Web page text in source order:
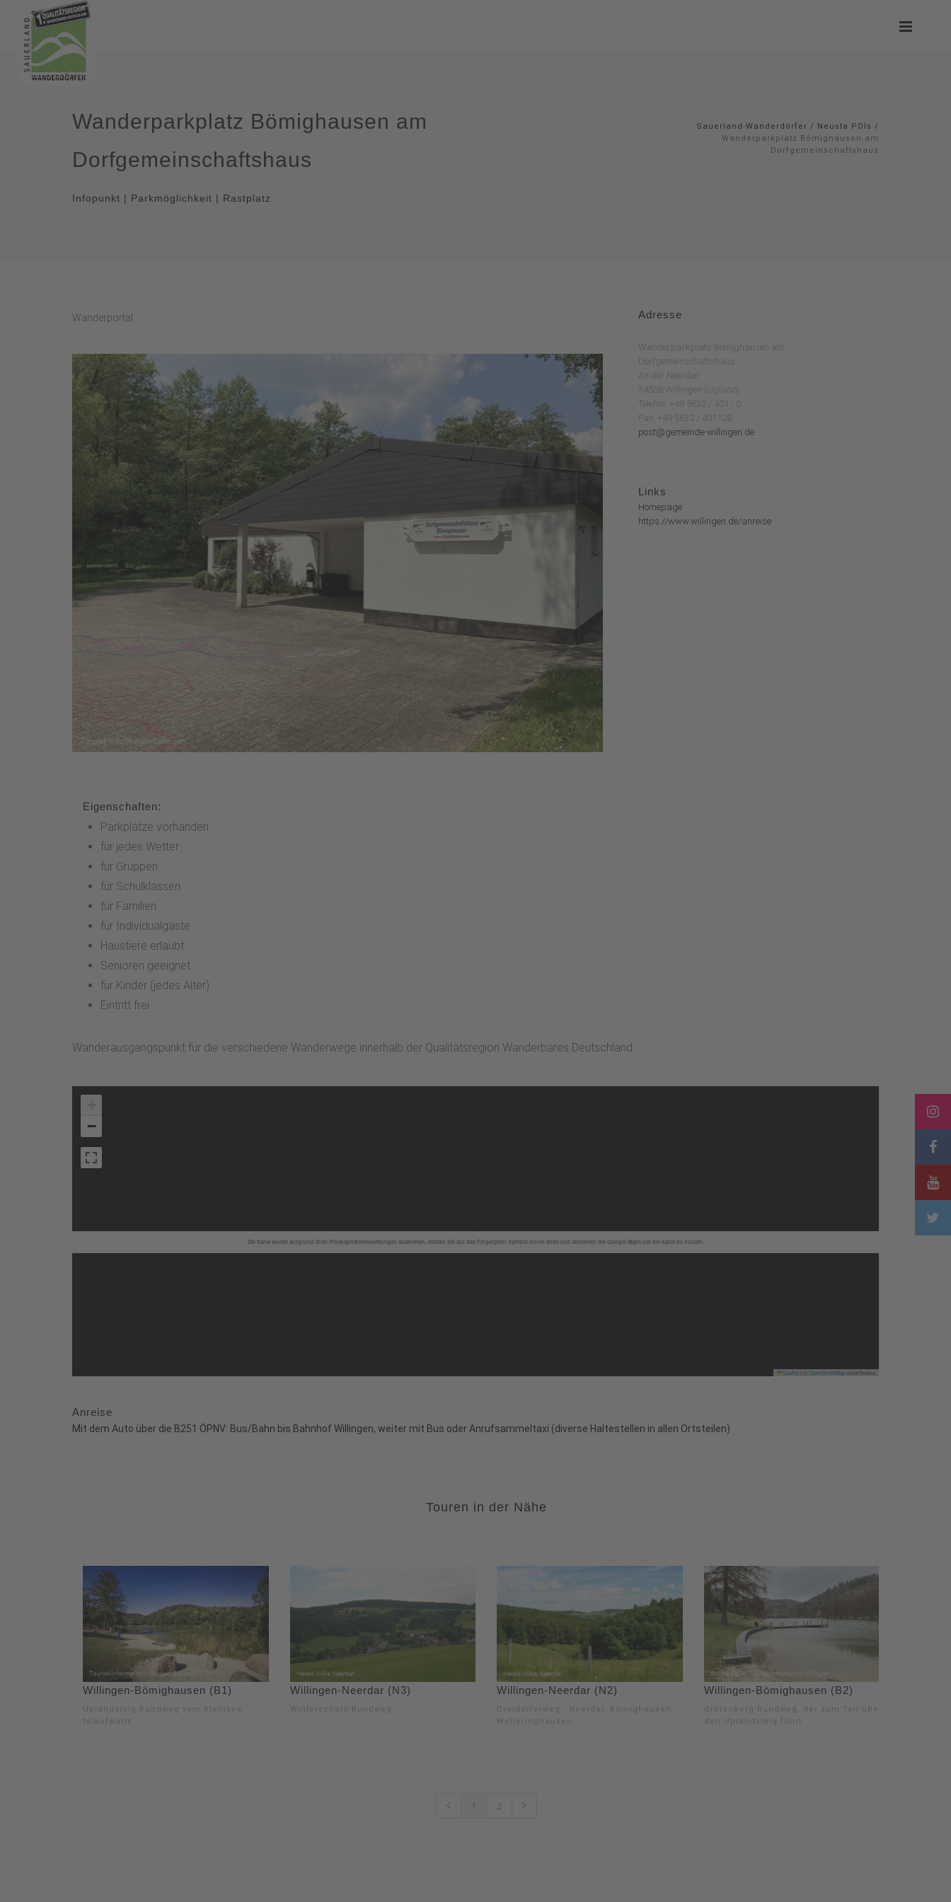
Wanderparkplatz Bömighausen am
Dorfgemeinschaftshaus
Infopunkt | Parkmöglichkeit | Rastplatz
Sauerland-Wanderdörfer / Neusta POIs /
Wanderparkplatz Bömighausen am
Dorfgemeinschaftshaus
Wanderportal Adresse
Wanderparkplatz Bömighausen am
Dorfgemeinschaftshaus
An der Neerdar
34508 Willingen (Upland)
Telefon: +49 5632 / 401 - 0
Fax: +49 5632 / 401128
post@gemeinde-willingen.de
Links
Homepage
https://www.willingen.de/anreise
Eigenschaften:
Parkplätze vorhanden
für jedes Wetter
für Gruppen
für Schulklassen
für Familien
für Individualgäste
Haustiere erlaubt
Senioren geeignet
für Kinder (jedes Alter)
Eintritt frei
Wanderausgangspunkt für die verschiedene Wanderwege innerhalb der Qualitätsregion Wanderbares Deutschland.
Die Karte wurde aufgrund Ihrer Privatsphäreeinstellungen deaktiviert, klicken Sie auf das Fingerprint Symbol unten links und aktivieren Sie Google Maps um die Karte zu nutzen.
−
Leaflet OpenStreetMapcontributors
Anreise
Mit dem Auto über die B251 ÖPNV: Bus/Bahn bis Bahnhof Willingen, weiter mit Bus oder Anrufsammeltaxi (diverse Haltestellen in allen Ortsteilen)
Touren in der Nähe
Willingen-Bömighausen (B1)
Uplandsteig-Rundweg vom Kleinsee
talaufwärts
Willingen-Neerdar (N3)
Winterscheid-Rundweg
Willingen-Neerdar (N2)
Dreidörferweg - Neerdar, Bömighausen,
Welleringhausen
Willingen-Bömighausen (B2)
Grotenberg-Rundweg, der zum Teil über
den Uplandsteig führt.
1 2